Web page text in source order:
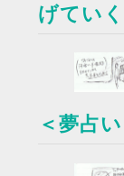
げていく
＜夢占